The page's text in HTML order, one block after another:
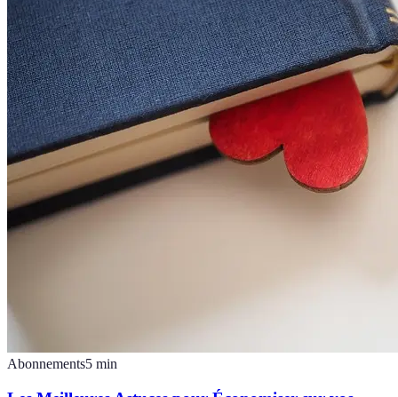
Abonnements5 min